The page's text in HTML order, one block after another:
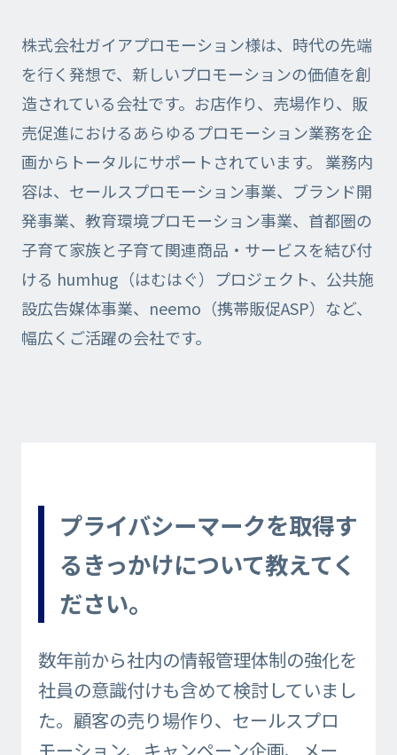
株式会社ガイアプロモーション様は、時代の先端
を行く発想で、新しいプロモーションの価値を創
造されている会社です。お店作り、売場作り、販
売促進におけるあらゆるプロモーション業務を企
画からトータルにサポートされています。 業務内
容は、セールスプロモーション事業、ブランド開
発事業、教育環境プロモーション事業、首都圏の
子育て家族と子育て関連商品・サービスを結び付
ける humhug（はむはぐ）プロジェクト、公共施
設広告媒体事業、neemo（携帯販促ASP）など、
幅広くご活躍の会社です。
プライバシーマークを取得す
るきっかけについて教えてく
ださい。
数年前から社内の情報管理体制の強化を
社員の意識付けも含めて検討していまし
た。顧客の売り場作り、セールスプロ
モーション、キャンペーン企画、メー